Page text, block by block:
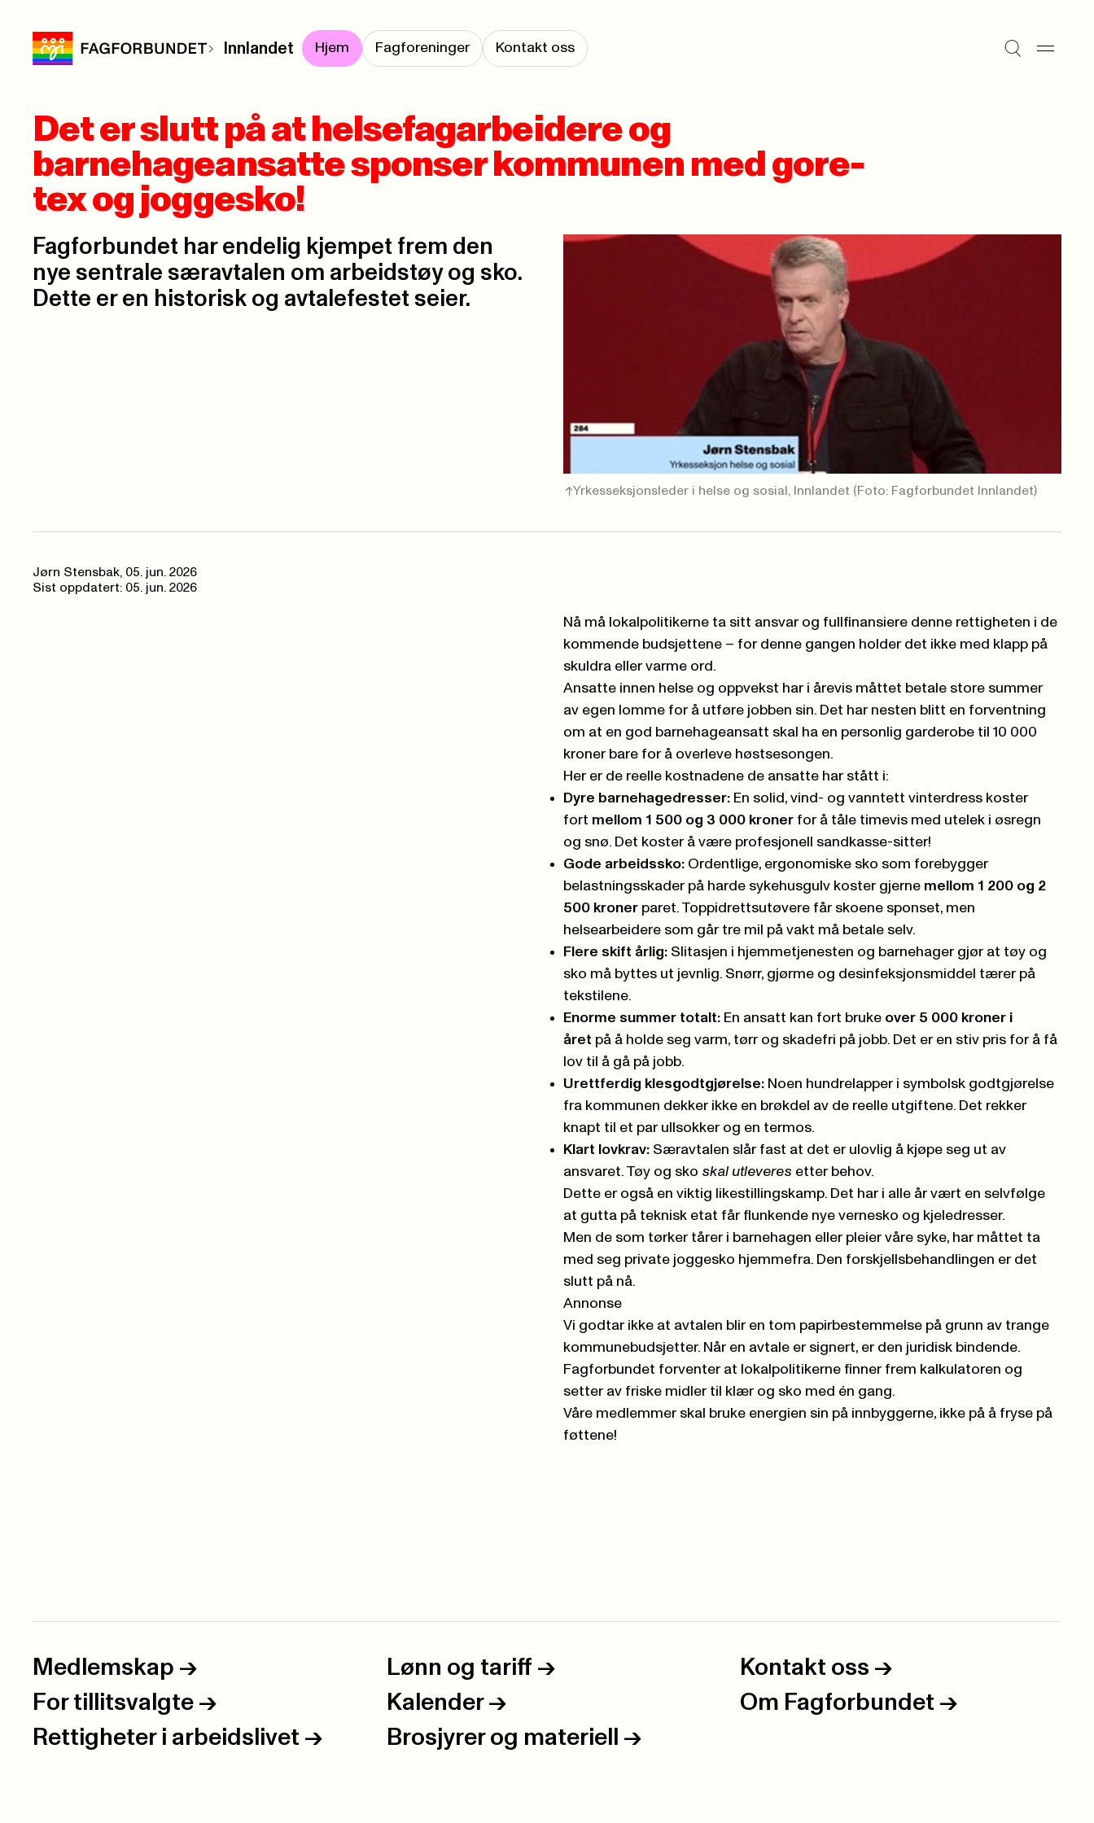
Innlandet Hjem Fagforeninger Kontakt oss
Det er slutt på at helsefagarbeidere og
barnehageansatte sponser kommunen med gore-
tex og joggesko!
Fagforbundet har endelig kjempet frem den
nye sentrale særavtalen om arbeidstøy og sko.
Dette er en historisk og avtalefestet seier.
Yrkesseksjonsleder i helse og sosial, Innlandet (Foto: Fagforbundet Innlandet)
Jørn Stensbak, 05. jun. 2026
Sist oppdatert: 05. jun. 2026
Nå må lokalpolitikerne ta sitt ansvar og fullfinansiere denne rettigheten i de
kommende budsjettene – for denne gangen holder det ikke med klapp på
skuldra eller varme ord.
Ansatte innen helse og oppvekst har i årevis måttet betale store summer
av egen lomme for å utføre jobben sin. Det har nesten blitt en forventning
om at en god barnehageansatt skal ha en personlig garderobe til 10 000
kroner bare for å overleve høstsesongen.
Her er de reelle kostnadene de ansatte har stått i:
Dyre barnehagedresser:En solid, vind- og vanntett vinterdress koster
fort mellom 1 500 og 3 000 kronerfor å tåle timevis med utelek i øsregn
og snø. Det koster å være profesjonell sandkasse-sitter!
Gode arbeidssko:Ordentlige, ergonomiske sko som forebygger
belastningsskader på harde sykehusgulv koster gjerne mellom 1 200 og 2
500 kronerparet. Toppidrettsutøvere får skoene sponset, men
helsearbeidere som går tre mil på vakt må betale selv.
Flere skift årlig:Slitasjen i hjemmetjenesten og barnehager gjør at tøy og
sko må byttes ut jevnlig. Snørr, gjørme og desinfeksjonsmiddel tærer på
tekstilene.
Enorme summer totalt:En ansatt kan fort bruke over 5 000 kroner i
året på å holde seg varm, tørr og skadefri på jobb. Det er en stiv pris for å få
lov til å gå på jobb.
Urettferdig klesgodtgjørelse:Noen hundrelapper i symbolsk godtgjørelse
fra kommunen dekker ikke en brøkdel av de reelle utgiftene. Det rekker
knapt til et par ullsokker og en termos.
Klart lovkrav:Særavtalen slår fast at det er ulovlig å kjøpe seg ut av
ansvaret. Tøy og sko skal utleveres etter behov.
Dette er også en viktig likestillingskamp. Det har i alle år vært en selvfølge
at gutta på teknisk etat får flunkende nye vernesko og kjeledresser.
Men de som tørker tårer i barnehagen eller pleier våre syke, har måttet ta
med seg private joggesko hjemmefra. Den forskjellsbehandlingen er det
slutt på nå.
Annonse
Vi godtar ikke at avtalen blir en tom papirbestemmelse på grunn av trange
kommunebudsjetter. Når en avtale er signert, er den juridisk bindende.
Fagforbundet forventer at lokalpolitikerne finner frem kalkulatoren og
setter av friske midler til klær og sko med én gang.
Våre medlemmer skal bruke energien sin på innbyggerne, ikke på å fryse på
føttene!
Medlemskap -> Lønn og tariff -> Kontakt oss ->
For tillitsvalgte -> Kalender -> Om Fagforbundet ->
Rettigheter i arbeidslivet -> Brosjyrer og materiell ->